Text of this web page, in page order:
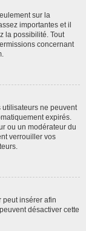
sur la
importantes et il
la possibilité. Tout
concernant
ne peuvent
expirés.
ou un modérateur du
verrouiller vos
peut insérer afin
désactiver cette